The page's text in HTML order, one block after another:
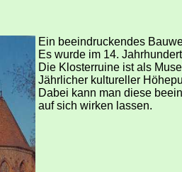
Ein beeindruckendes
Es wurde im 14.
Die Klosterruine ist als
Jährlicher kultureller
Dabei kann man diese
auf sich wirken lassen.